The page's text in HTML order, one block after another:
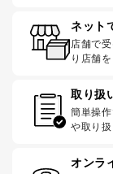
ネット
店舗で
り店舗
取り扱
簡単操
や取り
オンラ